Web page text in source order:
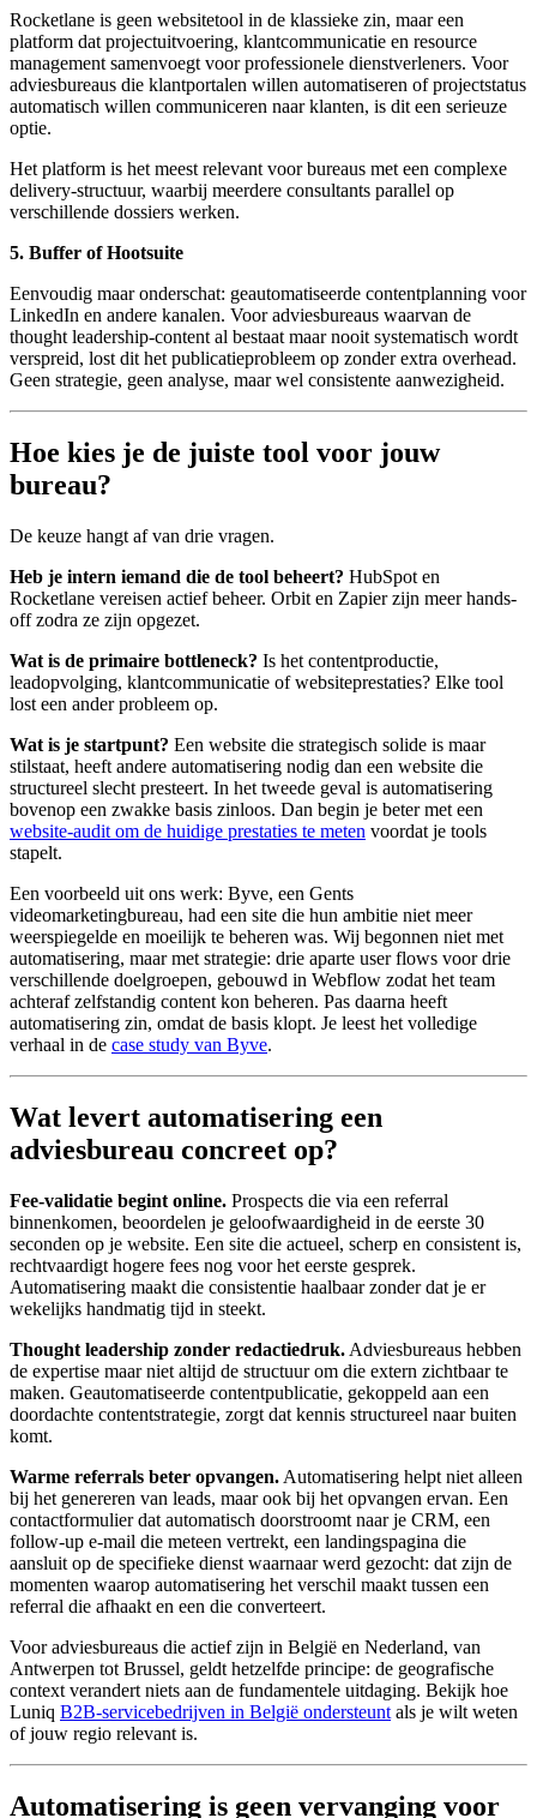
Rocketlane is geen websitetool in de klassieke zin, maar een
platform dat projectuitvoering, klantcommunicatie en resource
management samenvoegt voor professionele dienstverleners. Voor
adviesbureaus die klantportalen willen automatiseren of projectstatus
automatisch willen communiceren naar klanten, is dit een serieuze
optie.
Het platform is het meest relevant voor bureaus met een complexe
delivery-structuur, waarbij meerdere consultants parallel op
verschillende dossiers werken.
5. Buffer of Hootsuite
Eenvoudig maar onderschat: geautomatiseerde contentplanning voor
LinkedIn en andere kanalen. Voor adviesbureaus waarvan de
thought leadership-content al bestaat maar nooit systematisch wordt
verspreid, lost dit het publicatieprobleem op zonder extra overhead.
Geen strategie, geen analyse, maar wel consistente aanwezigheid.
Hoe kies je de juiste tool voor jouw
bureau?
De keuze hangt af van drie vragen.
Heb je intern iemand die de tool beheert? HubSpot en
Rocketlane vereisen actief beheer. Orbit en Zapier zijn meer hands-
off zodra ze zijn opgezet.
Wat is de primaire bottleneck? Is het contentproductie,
leadopvolging, klantcommunicatie of websiteprestaties? Elke tool
lost een ander probleem op.
Wat is je startpunt? Een website die strategisch solide is maar
stilstaat, heeft andere automatisering nodig dan een website die
structureel slecht presteert. In het tweede geval is automatisering
bovenop een zwakke basis zinloos. Dan begin je beter met een
website-audit om de huidige prestaties te meten voordat je tools
stapelt.
Een voorbeeld uit ons werk: Byve, een Gents
videomarketingbureau, had een site die hun ambitie niet meer
weerspiegelde en moeilijk te beheren was. Wij begonnen niet met
automatisering, maar met strategie: drie aparte user flows voor drie
verschillende doelgroepen, gebouwd in Webflow zodat het team
achteraf zelfstandig content kon beheren. Pas daarna heeft
automatisering zin, omdat de basis klopt. Je leest het volledige
verhaal in de case study van Byve.
Wat levert automatisering een
adviesbureau concreet op?
Fee-validatie begint online. Prospects die via een referral
binnenkomen, beoordelen je geloofwaardigheid in de eerste 30
seconden op je website. Een site die actueel, scherp en consistent is,
rechtvaardigt hogere fees nog voor het eerste gesprek.
Automatisering maakt die consistentie haalbaar zonder dat je er
wekelijks handmatig tijd in steekt.
Thought leadership zonder redactiedruk. Adviesbureaus hebben
de expertise maar niet altijd de structuur om die extern zichtbaar te
maken. Geautomatiseerde contentpublicatie, gekoppeld aan een
doordachte contentstrategie, zorgt dat kennis structureel naar buiten
komt.
Warme referrals beter opvangen. Automatisering helpt niet alleen
bij het genereren van leads, maar ook bij het opvangen ervan. Een
contactformulier dat automatisch doorstroomt naar je CRM, een
follow-up e-mail die meteen vertrekt, een landingspagina die
aansluit op de specifieke dienst waarnaar werd gezocht: dat zijn de
momenten waarop automatisering het verschil maakt tussen een
referral die afhaakt en een die converteert.
Voor adviesbureaus die actief zijn in België en Nederland, van
Antwerpen tot Brussel, geldt hetzelfde principe: de geografische
context verandert niets aan de fundamentele uitdaging. Bekijk hoe
Luniq B2B-servicebedrijven in België ondersteunt als je wilt weten
of jouw regio relevant is.
Automatisering is geen vervanging voor